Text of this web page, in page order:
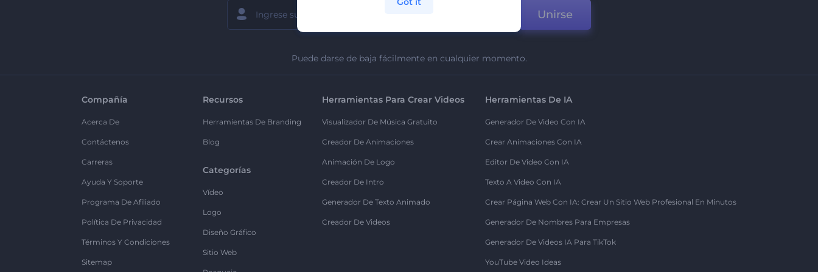
Unirse
Puede darse de baja fácilmente en cualquier momento.
Compañía
Acerca De
Contáctenos
Carreras
Ayuda Y Soporte
Programa De Afiliado
Política De Privacidad
Términos Y Condiciones
Sitemap
Recursos
Herramientas De Branding
Blog
Categorías
Vídeo
Logo
Diseño Gráfico
Sitio Web
Herramientas Para Crear Videos
Visualizador De Música Gratuito
Creador De Animaciones
Animación De Logo
Creador De Intro
Generador De Texto Animado
Creador De Videos
Herramientas De IA
Generador De Video Con IA
Crear Animaciones Con IA
Editor De Video Con IA
Texto A Video Con IA
Crear Página Web Con IA: Crear Un Sitio Web Profesional En Minutos
Generador De Nombres Para Empresas
Generador De Videos IA Para TikTok
YouTube Video Ideas